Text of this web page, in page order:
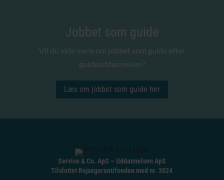
Jobbet som guide
Vil du vide mere om jobbet som guide efter
guideuddannelsen?
Læs om jobbet som guide her
Service & Co. ApS – Uddannelsen ApS
Tilsluttet Rejsegarantifonden med nr. 3024